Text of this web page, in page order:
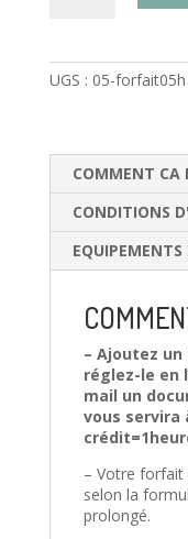
5h
UGS : 05-forfait05h
COMMENT CA
CONDITIONS
– Ajoutez
réglez-le en
mail un
vous servira
– Votre forfait
selon la
prolongé.